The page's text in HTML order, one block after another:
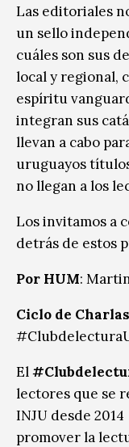
Las editoriales
un sello
cuáles son sus
local y regional,
espíritu
integran sus
llevan a cabo
uruguayos
no llegan a los
Los invitamos a
detrás de estos
Por HUM:
Ciclo de
El
lectores que se
INJU desde
promover la